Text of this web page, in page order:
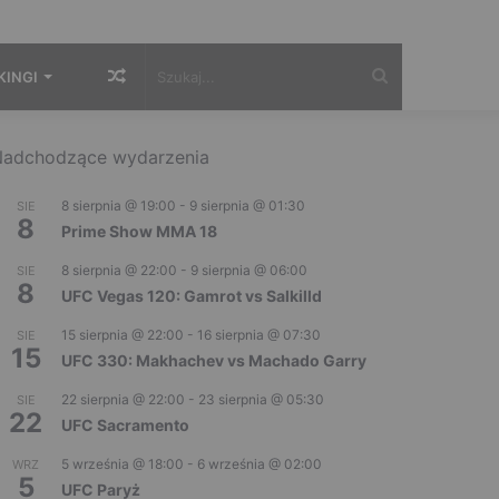
Losowy
wydarzenia
SIE
8
8 sierpnia @ 19:00 - 9 sierpnia @ 01:30
Prime Show MMA 18
SIE
8
8 sierpnia @ 22:00 - 9 sierpnia @ 06:00
UFC Vegas 120: Gamrot vs Salkilld
SIE
15
15 sierpnia @ 22:00 - 16 sierpnia @ 07:30
UFC 330: Makhachev vs Machado Garry
SIE
22
22 sierpnia @ 22:00 - 23 sierpnia @ 05:30
UFC Sacramento
WRZ
5
5 września @ 18:00 - 6 września @ 02:00
UFC Paryż